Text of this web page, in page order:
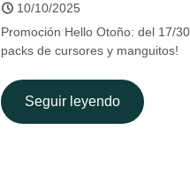
10/10/2025
Promoción Hello Otoño: del 17/
packs de cursores y manguitos!
Seguir leyendo